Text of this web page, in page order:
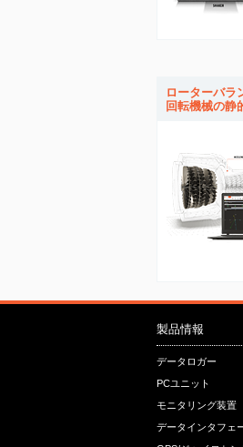
ローターバラ
回転機械の静
製品情報
データロガー
PCユニット
モニタリング装置
データインタフェ